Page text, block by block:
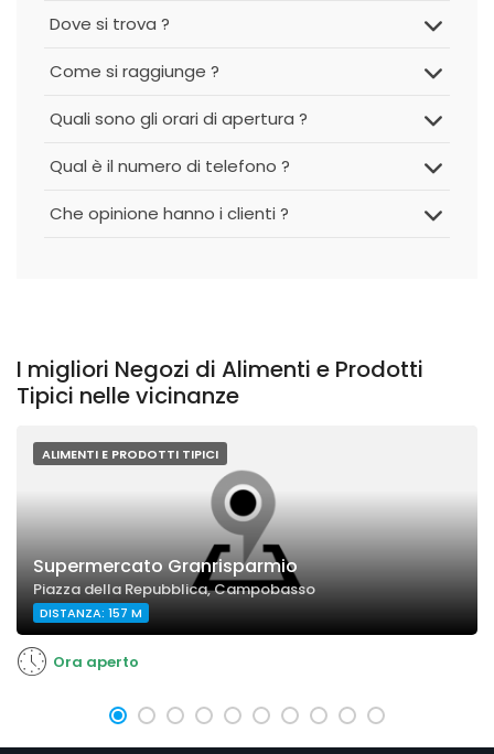
Dove si trova ?
Come si raggiunge ?
Quali sono gli orari di apertura ?
Qual è il numero di telefono ?
Che opinione hanno i clienti ?
I migliori Negozi di Alimenti e Prodotti
Tipici nelle vicinanze
ALIMENTI E PRODOTTI TIPICI
Supermercato Granrisparmio
Piazza della Repubblica, Campobasso
DISTANZA: 157 M
Ora aperto